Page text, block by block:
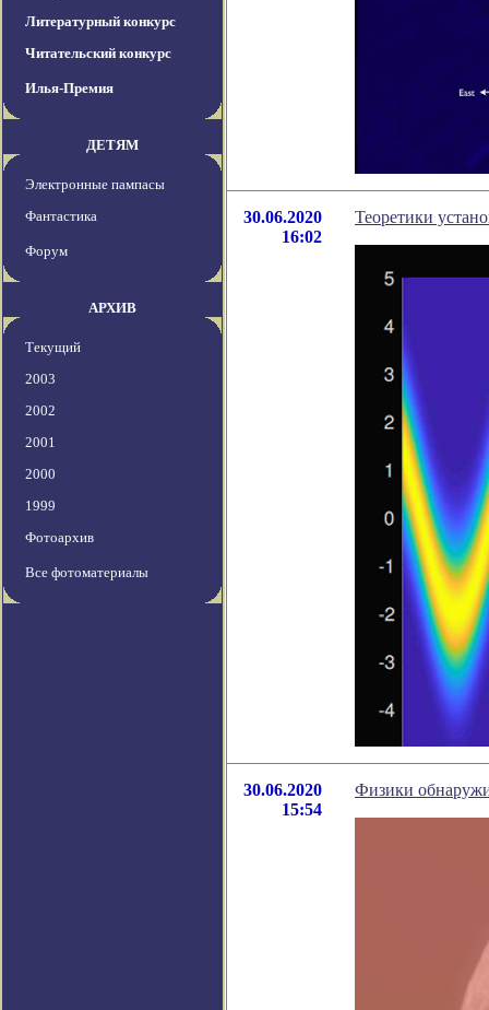
Литературный конкурс
Читательский конкурс
Илья-Премия
ДЕТЯМ
Электронные пампасы
Фантастика
Форум
АРХИВ
Текущий
2003
2002
2001
2000
1999
Фотоархив
Все фотоматериалы
30.06.2020
16:02
Теоретики
30.06.2020
15:54
Физики